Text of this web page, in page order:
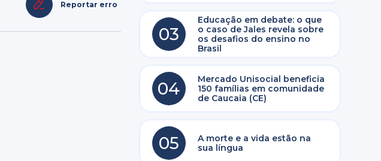
Reportar erro
03
Educação em debate: o que
o caso de Jales revela sobre
os desafios do ensino no
Brasil
04
Mercado Unisocial beneficia
150 famílias em comunidade
de Caucaia (CE)
05
A morte e a vida estão na
sua língua